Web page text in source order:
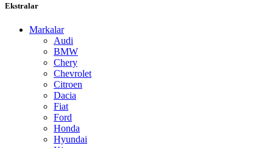
Ekstralar
Markalar
Audi
BMW
Chery
Chevrolet
Citroen
Dacia
Fiat
Ford
Honda
Hyundai